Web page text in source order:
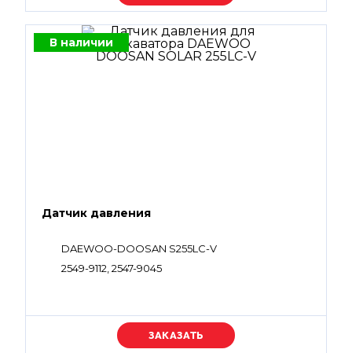
В наличии
Датчик давления
DAEWOO-DOOSAN S255LC-V
2549-9112, 2547-9045
Уточняйте цену